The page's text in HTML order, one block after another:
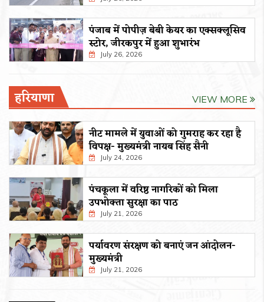
पंजाब में पोपीज़ बेबी केयर का एक्सक्लूसिव
स्टोर, जीरकपुर में हुआ शुभारंभ
July 26, 2026
हरियाणा VIEW MORE
नीट मामले में युवाओं को गुमराह कर रहा है
विपक्ष- मुख्यमंत्री नायब सिंह सैनी
July 24, 2026
पंचकूला में वरिष्ठ नागरिकों को मिला
उपभोक्ता सुरक्षा का पाठ
July 21, 2026
पर्यावरण संरक्षण को बनाएं जन आंदोलन-
मुख्यमंत्री
July 21, 2026